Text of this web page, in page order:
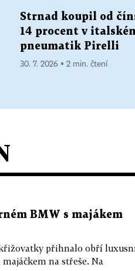
Strnad koupil od
14 procent v
pneumatik Pirelli
30. 7. 2026 ▪ 2 min. čtení
BMW s majákem
křižovatky přihnalo obří
na střeše. Na